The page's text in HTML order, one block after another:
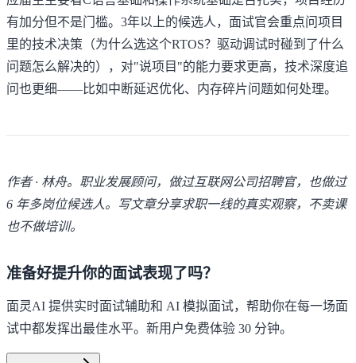
有加分但不是门槛。3年以上的候选人，面试官会重点问项目
里的技术决策（为什么选这个RTOS？驱动调试时碰到了什么
问题怎么解决的），对"说项目"的能力要求更高，技术深度追
问也更细——比如中断延迟优化、内存碎片问题如何处理。
作者 · 林舟。职业发展顾问，做过互联网公司招聘官，也做过
6 年多岗位候选人。写文章分享求职一线的真实观察，不卖课
也不做培训。
准备好提升你的面试表现了吗？
面灵AI 提供实时面试辅助和 AI 模拟面试，帮助你在每一场面
试中都发挥出最佳水平。新用户免费体验 30 分钟。